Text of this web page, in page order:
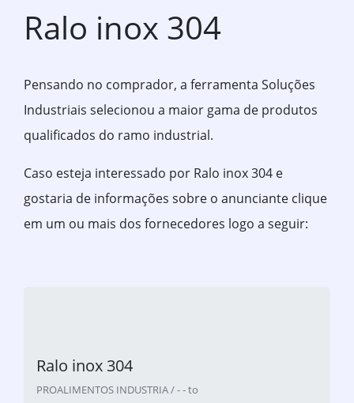
Ralo inox 304
Pensando no comprador, a ferramenta Soluções
Industriais selecionou a maior gama de produtos
qualificados do ramo industrial.
Caso esteja interessado por Ralo inox 304 e
gostaria de informações sobre o anunciante clique
em um ou mais dos fornecedores logo a seguir:
Ralo inox 304
PROALIMENTOS INDUSTRIA / - - to